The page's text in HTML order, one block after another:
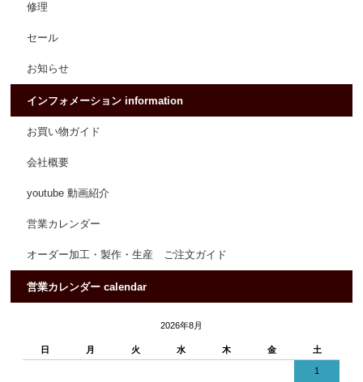
修理
セール
お知らせ
インフォメーション information
お買い物ガイド
会社概要
youtube 動画紹介
営業カレンダー
オーダー加工・製作・生産 ご注文ガイド
営業カレンダー calendar
2026年8月
日 月 火 水 木 金 土
1